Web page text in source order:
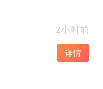
2小时前
详情